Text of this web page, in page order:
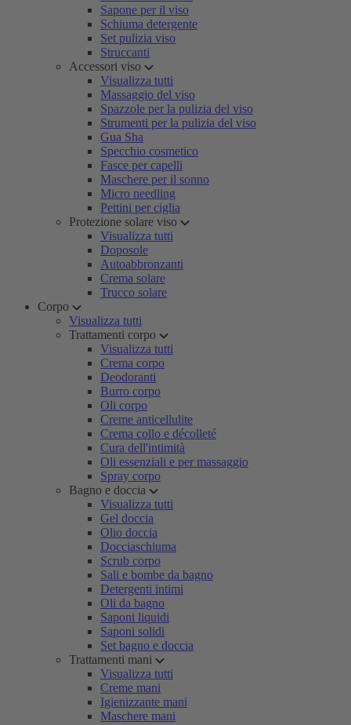
Sapone per il viso
Schiuma detergente
Set pulizia viso
Struccanti
Accessori viso
Visualizza tutti
Massaggio del viso
Spazzole per la pulizia del viso
Strumenti per la pulizia del viso
Gua Sha
Specchio cosmetico
Fasce per capelli
Maschere per il sonno
Micro needling
Pettini per ciglia
Protezione solare viso
Visualizza tutti
Doposole
Autoabbronzanti
Crema solare
Trucco solare
Corpo
Visualizza tutti
Trattamenti corpo
Visualizza tutti
Crema corpo
Deodoranti
Burro corpo
Oli corpo
Creme anticellulite
Crema collo e décolleté
Cura dell'intimità
Oli essenziali e per massaggio
Spray corpo
Bagno e doccia
Visualizza tutti
Gel doccia
Olio doccia
Docciaschiuma
Scrub corpo
Sali e bombe da bagno
Detergenti intimi
Oli da bagno
Saponi liquidi
Saponi solidi
Set bagno e doccia
Trattamenti mani
Visualizza tutti
Creme mani
Igienizzante mani
Maschere mani